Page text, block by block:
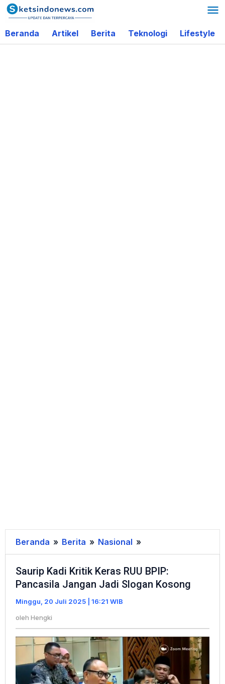
Lewati
ke
konten
Beranda Artikel Berita Teknologi Lifestyle
Beranda » Berita » Nasional »
Kadi
Kritik
Keras
Pancasila
Jangan
Jadi
Slogan
Saurip Kadi Kritik Keras RUU BPIP:
Pancasila Jangan Jadi Slogan Kosong
Minggu, 20 Juli 2025 | 16:21 WIB
oleh Hengki